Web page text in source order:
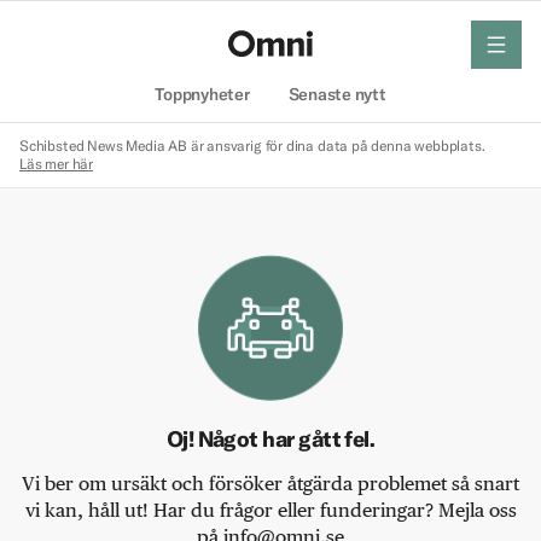
Toppnyheter Senaste nytt
meny
Schibsted News Media AB är ansvarig för dina data på denna webbplats.
Läs mer här
Oj! Något har gått fel.
Vi ber om ursäkt och försöker åtgärda problemet så snart
vi kan, håll ut! Har du frågor eller funderingar? Mejla oss